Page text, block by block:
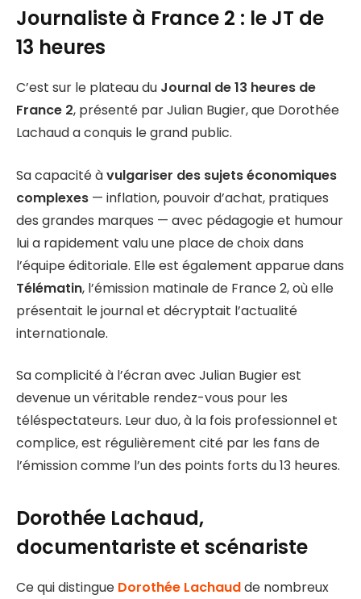
Journaliste à France 2 : le JT de
13 heures
C’est sur le plateau du Journal de 13 heures de
France 2, présenté par Julian Bugier, que Dorothée
Lachaud a conquis le grand public.
Sa capacité àvulgariser des sujets économiques
complexes — inflation, pouvoir d’achat, pratiques
des grandes marques — avec pédagogie et humour
lui a rapidement valu une place de choix dans
l’équipe éditoriale. Elle est également apparue dans
Télématin, l’émission matinale de France 2, où elle
présentait le journal et décryptait l’actualité
internationale.
Sa complicité à l’écran avec Julian Bugier est
devenue un véritable rendez-vous pour les
téléspectateurs. Leur duo, à la fois professionnel et
complice, est régulièrement cité par les fans de
l’émission comme l’un des points forts du 13 heures.
Dorothée Lachaud,
documentariste et scénariste
Ce qui distingue Dorothée Lachaudde nombreux